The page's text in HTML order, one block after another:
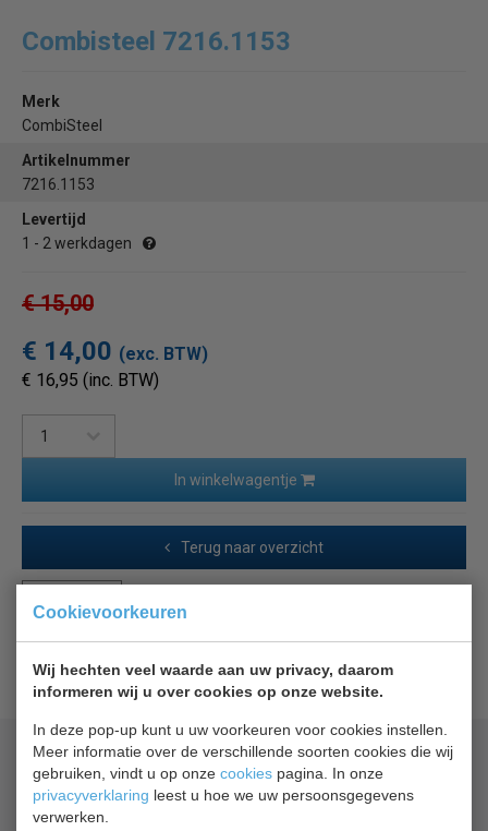
Cookievoorkeuren
Wij hechten veel waarde aan uw privacy, daarom
informeren wij u over cookies op onze website.
In deze pop-up kunt u uw voorkeuren voor cookies instellen.
Meer informatie over de verschillende soorten cookies die wij
gebruiken, vindt u op onze cookies pagina. In onze
privacyverklaring leest u hoe we uw persoonsgegevens
verwerken.
Combisteel 7216.1153
Merk
CombiSteel
Artikelnummer
7216.1153
Levertijd
1 - 2 werkdagen
€ 15,00
€ 14,00 (exc. BTW)
€ 16,95 (inc. BTW)
In winkelwagentje
Terug naar overzicht
Beschrijving
Combisteel GN steg 1/4
Geld terugprijsgarantie
Lage prijzen hoge service
Gratis verzendingvanaf € 200,00